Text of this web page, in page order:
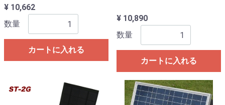
¥ 10,662
数量
カートに入れる
¥ 10,890
数量
カートに入れる